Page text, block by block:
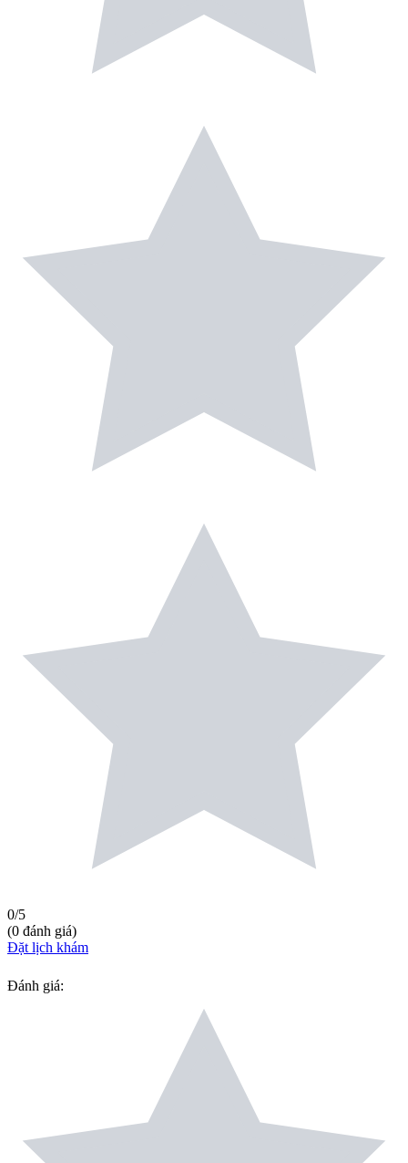
0/5
(0 đánh giá)
Đặt lịch khám
Đánh giá: